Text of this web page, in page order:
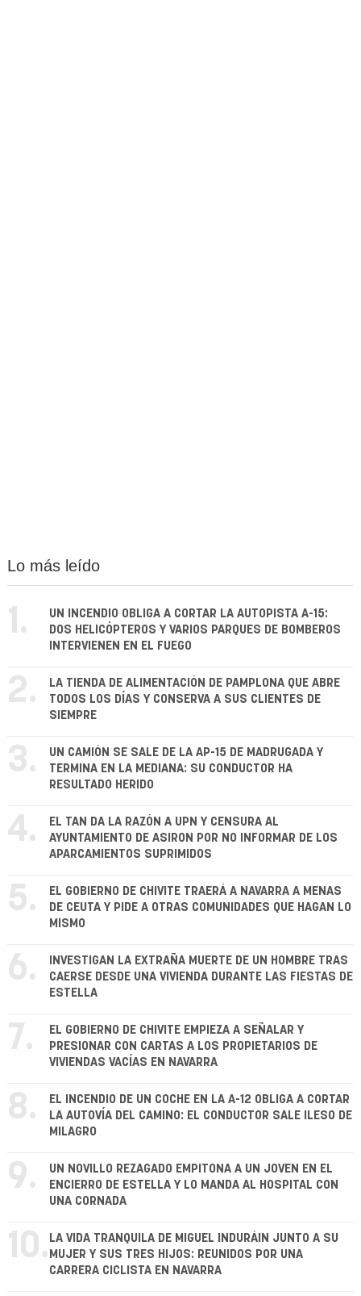
Lo más leído
1.
UN INCENDIO OBLIGA A CORTAR LA AUTOPISTA A-15:
DOS HELICÓPTEROS Y VARIOS PARQUES DE BOMBEROS
INTERVIENEN EN EL FUEGO
2.
LA TIENDA DE ALIMENTACIÓN DE PAMPLONA QUE ABRE
TODOS LOS DÍAS Y CONSERVA A SUS CLIENTES DE
SIEMPRE
3.
UN CAMIÓN SE SALE DE LA AP-15 DE MADRUGADA Y
TERMINA EN LA MEDIANA: SU CONDUCTOR HA
RESULTADO HERIDO
4.
EL TAN DA LA RAZÓN A UPN Y CENSURA AL
AYUNTAMIENTO DE ASIRON POR NO INFORMAR DE LOS
APARCAMIENTOS SUPRIMIDOS
5.
EL GOBIERNO DE CHIVITE TRAERÁ A NAVARRA A MENAS
DE CEUTA Y PIDE A OTRAS COMUNIDADES QUE HAGAN LO
MISMO
6.
INVESTIGAN LA EXTRAÑA MUERTE DE UN HOMBRE TRAS
CAERSE DESDE UNA VIVIENDA DURANTE LAS FIESTAS DE
ESTELLA
7.
EL GOBIERNO DE CHIVITE EMPIEZA A SEÑALAR Y
PRESIONAR CON CARTAS A LOS PROPIETARIOS DE
VIVIENDAS VACÍAS EN NAVARRA
8.
EL INCENDIO DE UN COCHE EN LA A-12 OBLIGA A CORTAR
LA AUTOVÍA DEL CAMINO: EL CONDUCTOR SALE ILESO DE
MILAGRO
9.
UN NOVILLO REZAGADO EMPITONA A UN JOVEN EN EL
ENCIERRO DE ESTELLA Y LO MANDA AL HOSPITAL CON
UNA CORNADA
10. LA VIDA TRANQUILA DE MIGUEL INDURÁIN JUNTO A SU
MUJER Y SUS TRES HIJOS: REUNIDOS POR UNA
CARRERA CICLISTA EN NAVARRA